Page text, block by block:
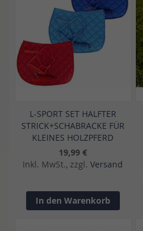
L-SPORT SET HALFTER
STRICK+SCHABRACKE FÜR
KLEINES HOLZPFERD
19,99 €
Inkl. MwSt., zzgl. Versand
In den Warenkorb